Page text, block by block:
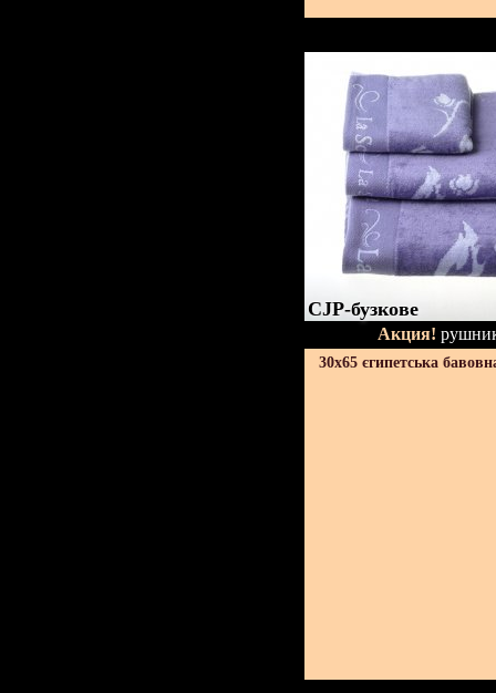
CJP-бузкове
Акция!
30х65 єгипетська